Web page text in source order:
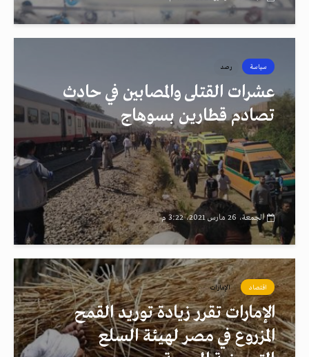
سياسة رصد
عشرات القتلى والمصابين في حادث
تصادم قطارين بسوهاج
الجمعة، 26 مارس 2021، 3:22 م
اقتصاد الإمارات
الإمارات تقرر زيادة توريد القمح
المزروع في مصر لهيئة السلع